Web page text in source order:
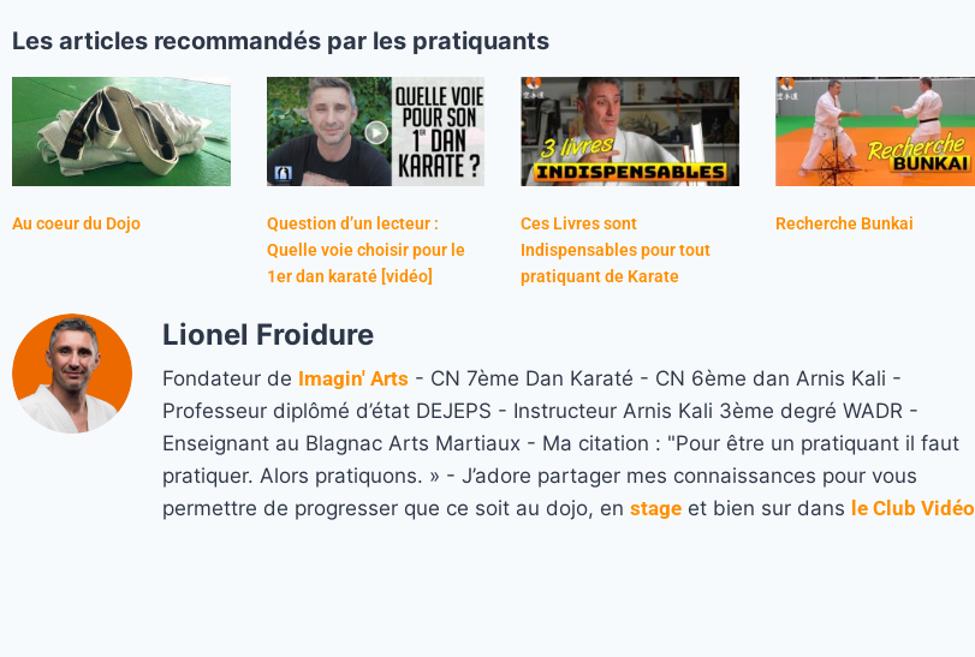
Les articles recommandés par les pratiquants
Au coeur du Dojo
Question d’un lecteur :
Quelle voie choisir pour le
1er dan karaté [vidéo]
Ces Livres sont
Indispensables pour tout
pratiquant de Karate
Recherche Bunkai
Lionel Froidure
Fondateur de Imagin' Arts - CN 7ème Dan Karaté - CN 6ème dan Arnis Kali -
Professeur diplômé d’état DEJEPS - Instructeur Arnis Kali 3ème degré WADR -
Enseignant au Blagnac Arts Martiaux - Ma citation : "Pour être un pratiquant il faut
pratiquer. Alors pratiquons. » - J’adore partager mes connaissances pour vous
permettre de progresser que ce soit au dojo, en stage et bien sur dans le Club Vidéo